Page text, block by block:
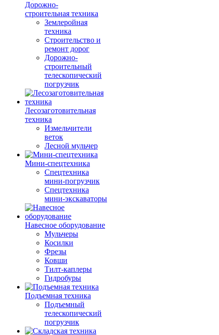
Дорожно-
строительная техника
Землеройная
техника
Строительство и
ремонт дорог
Дорожно-
строительный
телескопический
погрузчик
Лесозаготовительная
техника
Измельчители
веток
Лесной мульчер
Мини-спецтехника
Спецтехника
мини-погрузчик
Спецтехника
мини-экскаваторы
Навесное оборудование
Мульчеры
Косилки
Фрезы
Ковши
Тилт-каплеры
Гидробуры
Подъемная техника
Подъемный
телескопический
погрузчик